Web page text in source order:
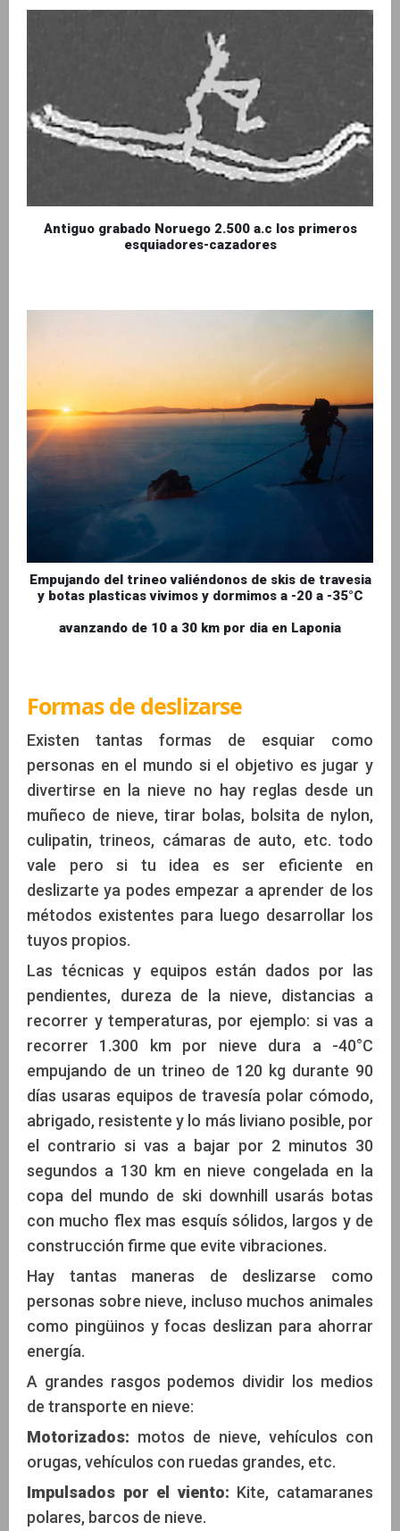
Antiguo grabado Noruego 2.500 a.c los primeros
esquiadores-cazadores
Empujando del trineo valiéndonos de skis de travesia
y botas plasticas vivimos y dormimos a -20 a -35°C
avanzando de 10 a 30 km por dia en Laponia
Formas de deslizarse
Existen tantas formas de esquiar como
personas en el mundo si el objetivo es jugar y
divertirse en la nieve no hay reglas desde un
muñeco de nieve, tirar bolas, bolsita de nylon,
culipatin, trineos, cámaras de auto, etc. todo
vale pero si tu idea es ser eficiente en
deslizarte ya podes empezar a aprender de los
métodos existentes para luego desarrollar los
tuyos propios.
Las técnicas y equipos están dados por las
pendientes, dureza de la nieve, distancias a
recorrer y temperaturas, por ejemplo: si vas a
recorrer 1.300 km por nieve dura a -40°C
empujando de un trineo de 120 kg durante 90
días usaras equipos de travesía polar cómodo,
abrigado, resistente y lo más liviano posible, por
el contrario si vas a bajar por 2 minutos 30
segundos a 130 km en nieve congelada en la
copa del mundo de ski downhill usarás botas
con mucho flex mas esquís sólidos, largos y de
construcción firme que evite vibraciones.
Hay tantas maneras de deslizarse como
personas sobre nieve, incluso muchos animales
como pingüinos y focas deslizan para ahorrar
energía.
A grandes rasgos podemos dividir los medios
de transporte en nieve:
Motorizados: motos de nieve, vehículos con
orugas, vehículos con ruedas grandes, etc.
Impulsados por el viento: Kite, catamaranes
polares, barcos de nieve.